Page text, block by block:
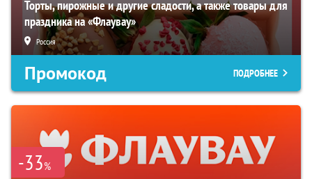
Торты, пирожные и другие сладости, а также товары для
праздника на «Флаувау»
Россия
Промокод ПОДРОБНЕЕ
-33%